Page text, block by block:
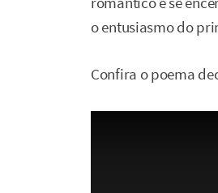
o entusiasmo do
Confira o poema